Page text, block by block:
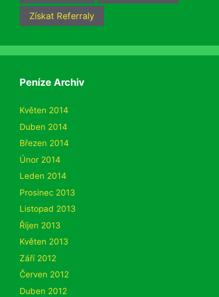
Získat Referraly
Peníze Archiv
Květen 2014
Duben 2014
Březen 2014
Únor 2014
Leden 2014
Prosinec 2013
Listopad 2013
Říjen 2013
Květen 2013
Září 2012
Červen 2012
Duben 2012